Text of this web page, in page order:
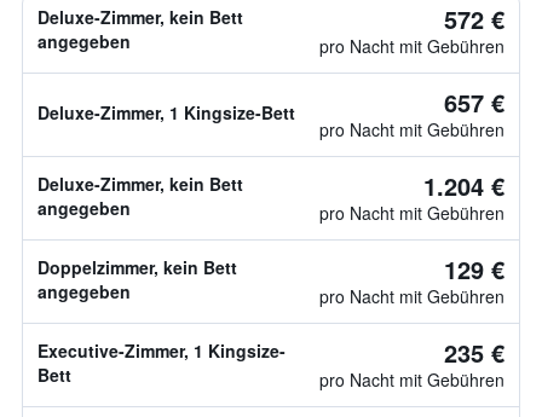
Deluxe-Zimmer, kein Bett
angegeben
572 €
pro Nacht mit Gebühren
Deluxe-Zimmer, 1 Kingsize-Bett 657 €
pro Nacht mit Gebühren
Deluxe-Zimmer, kein Bett
angegeben
1.204 €
pro Nacht mit Gebühren
Doppelzimmer, kein Bett
angegeben
129 €
pro Nacht mit Gebühren
Executive-Zimmer, 1 Kingsize-
Bett
235 €
pro Nacht mit Gebühren